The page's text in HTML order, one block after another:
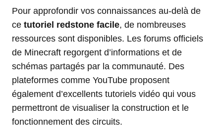
Pour approfondir vos connaissances au-delà de
ce tutoriel redstone facile, de nombreuses
ressources sont disponibles. Les forums officiels
de Minecraft regorgent d’informations et de
schémas partagés par la communauté. Des
plateformes comme YouTube proposent
également d’excellents tutoriels vidéo qui vous
permettront de visualiser la construction et le
fonctionnement des circuits.